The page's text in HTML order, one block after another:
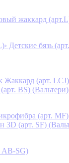
жаккард
› Детские бязь
(арт. LCJ)
BS) (Вальтери)
(арт.
3D (арт. SF)
AB-SG)